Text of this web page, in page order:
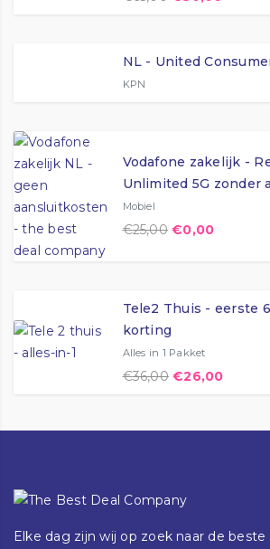
NL - United
KPN
Vodafone zakelijk -
Unlimited 5G zonder
Mobiel
€25,00 €0,00
Tele2 Thuis - eerste
korting
Alles in 1 Pakket
€36,00 €26,00
Elke dag zijn wij op zoek naar de beste